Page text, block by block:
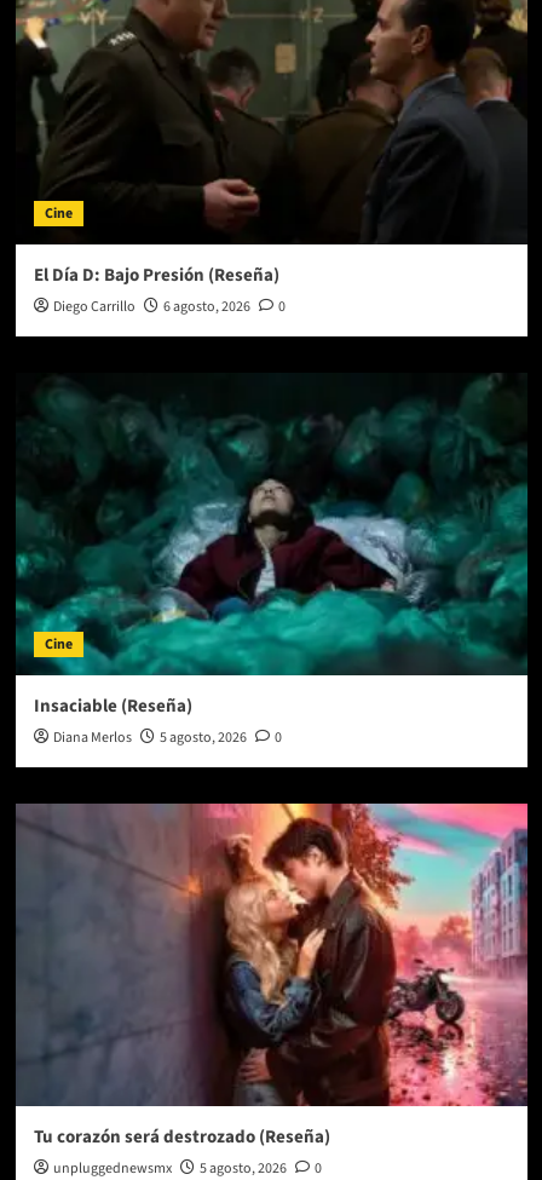
Cine
El Día D: Bajo Presión (Reseña)
Diego Carrillo 6 agosto, 2026 0
Cine
Insaciable (Reseña)
Diana Merlos 5 agosto, 2026 0
Tu corazón será destrozado (Reseña)
unpluggednewsmx 5 agosto, 2026 0